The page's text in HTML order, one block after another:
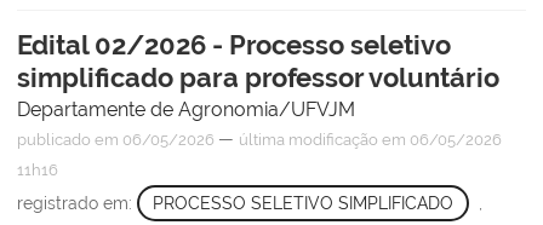
Edital 02/2026 - Processo seletivo
simplificado para professor voluntário
Departamente de Agronomia/UFVJM
publicado em 06/05/2026 — última modificação em 06/05/2026
11h16
registrado em: PROCESSO SELETIVO SIMPLIFICADO